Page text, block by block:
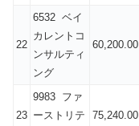
22
6532 ベイ
カレントコ
ンサルティ
ング
60,200.00
23
9983 ファ
ーストリテ
75,240.00